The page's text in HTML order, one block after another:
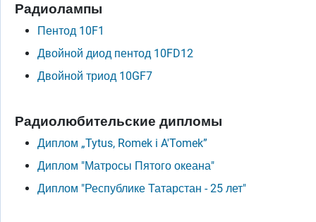
Радиолампы
Пентод 10F1
Двойной диод пентод 10FD12
Двойной триод 10GF7
Радиолюбительские дипломы
Диплом „Tytus, Romek i A'Tomek”
Диплом "Матросы Пятого океана"
Диплом "Республике Татарстан - 25 лет"